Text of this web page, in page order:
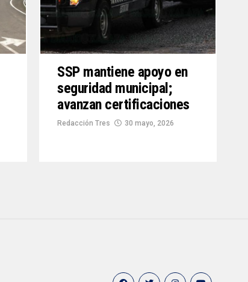
SSP mantiene apoyo en
seguridad municipal;
avanzan certificaciones
Redacción Tres 30 mayo, 2026